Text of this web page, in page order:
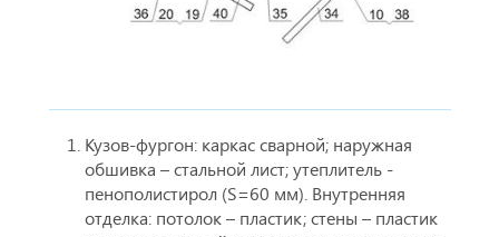
Кузов-фургон: каркас сварной; наружная
обшивка – стальной лист; утеплитель -
пенополистирол (S=60 мм). Внутренняя
отделка: потолок – пластик; стены – пластик